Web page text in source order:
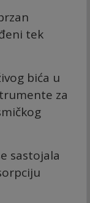
tek
bića u
za
sastojala